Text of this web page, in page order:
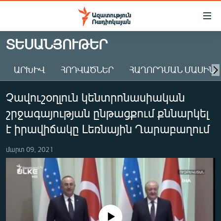
Մատչելիության
Անցնել
հիմնական
Անցնել
հիմնական
մենյուին
ԱԶԱՏՈՒԹՅՈՒՆ TV
ՀԱՅԱՍՏԱՆ
ԸՆՏՐՈՒԹՅՈՒՆՆԵՐ 2026
ԻՐԱՎՈՒՆՔ
ՏՆՏԵՍՈՒԹՅՈՒՆ
ՂԱՐԱԲԱՂ
ՊԱՏԵՐԱԶՄԻ 6 ՇԱԲԱԹՆԵՐԸ
ՏԱՐԱԾԱՇՐՋԱՆ
ՏԵՍԱՆՅՈՒԹԵՐ
ԱՐԽԻՎ ՀՈԴՎԱԾՆԵՐ ՀԱՂՈՐԴՄԱՆ ՄԱՍԻՆ
Չավուշօղլուն կենտրոնասիական
շրջագայության ընթացքում քննարկել
է իրավիճակը Լեռնային Ղարաբաղում
մարտ 09, 2021
No media source currently available